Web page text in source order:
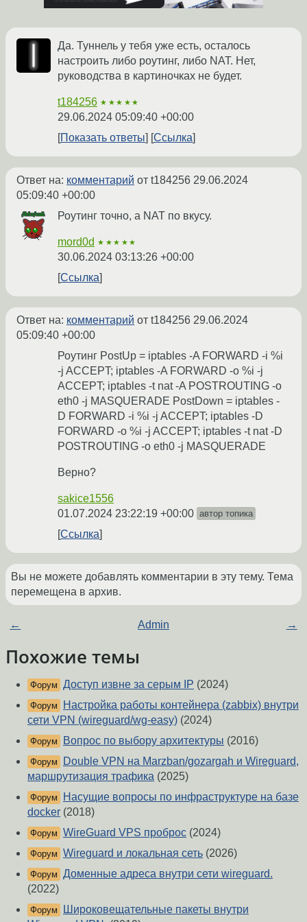
Да. Туннель у тебя уже есть, осталось
настроить либо роутинг, либо NAT. Нет,
руководства в картиночках не будет.
t184256 ★★★★★
29.06.2024 05:09:40 +00:00
Показать ответы
Ссылка
Ответ на: комментарий от t184256 29.06.2024
05:09:40 +00:00
Роутинг точно, а NAT по вкусу.
mord0d ★★★★★
30.06.2024 03:13:26 +00:00
Ссылка
Ответ на: комментарий от t184256 29.06.2024
05:09:40 +00:00
Роутинг PostUp = iptables -A FORWARD -i %i
-j ACCEPT; iptables -A FORWARD -o %i -j
ACCEPT; iptables -t nat -A POSTROUTING -o
eth0 -j MASQUERADE PostDown = iptables -
D FORWARD -i %i -j ACCEPT; iptables -D
FORWARD -o %i -j ACCEPT; iptables -t nat -D
POSTROUTING -o eth0 -j MASQUERADE
Верно?
sakice1556
01.07.2024 23:22:19 +00:00 автор топика
Ссылка
Вы не можете добавлять комментарии в эту тему. Тема
перемещена в архив.
← Admin →
Похожие темы
Форум Доступ извне за серым IP (2024)
Форум
Настройка работы контейнера (zabbix) внутри
сети VPN (wireguard/wg-easy) (2024)
Форум Вопрос по выбору архитектуры (2016)
Форум
Double VPN на Marzban/gozargah и Wireguard,
маршрутизация трафика (2025)
Форум
Насущие вопросы по инфраструктуре на базе
docker (2018)
Форум WireGuard VPS проброс (2024)
Форум Wireguard и локальная сеть (2026)
Форум Доменные адреса внутри сети wireguard.
(2022)
Форум
Широковещательные пакеты внутри